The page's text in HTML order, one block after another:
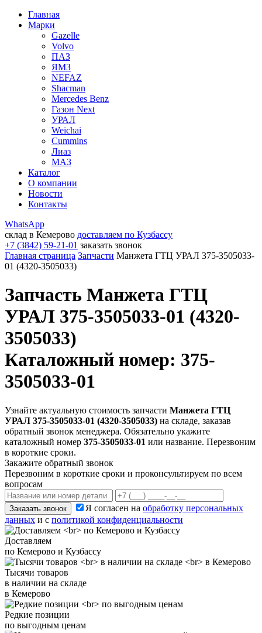
Главная
Марки
Gazelle
Volvo
ПАЗ
ЯМЗ
NEFAZ
Shacman
Mercedes Benz
Газон Next
УРАЛ
Weichai
Cummins
Лиаз
МАЗ
Каталог
О компании
Новости
Контакты
WhatsApp
склад в Кемерово доставляем по Кузбассу
+7 (3842) 59-21-01 заказать звонок
Главная страница Запчасти Манжета ГТЦ УРАЛ 375-3505033-
01 (4320-3505033)
Запчасть Манжета ГТЦ
УРАЛ 375-3505033-01 (4320-
3505033)
Каталожный номер: 375-
3505033-01
Узнайте актуальную стоимость запчасти Манжета ГТЦ
УРАЛ 375-3505033-01 (4320-3505033) на складе, заказав
обратный звонок менеджера. Обязательно укажите
каталожный номер 375-3505033-01 или название. Перезвоним
в короткие сроки.
Закажите обратный звонок
Перезвоним в короткие сроки и проконсультируем по всем
вопросам
Заказать звонок Я согласен на обработку персональных
данных и с политикой конфиденциальности
Доставляем
по Кемерово и Кузбассу
Тысячи товаров
в наличии на складе
в Кемерово
Редкие позиции
по выгодным ценам